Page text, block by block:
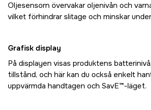
Oljesensorn övervakar oljenivån och
vilket förhindrar slitage och minskar
Grafisk display
På displayen visas produktens
tillstånd, och här kan du också enkelt
uppvärmda handtagen och SavE™-läget.